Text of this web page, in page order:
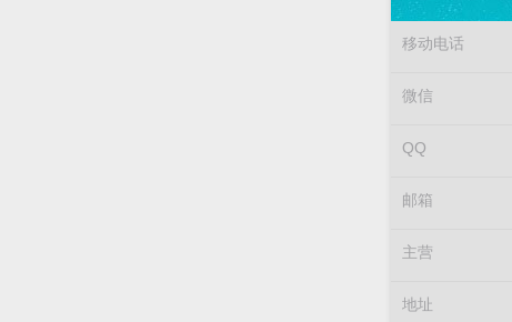
移动电话
微信
QQ
邮箱
主营
地址